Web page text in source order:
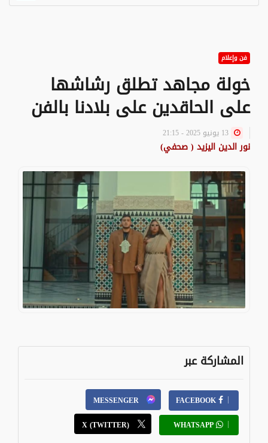
فن وإعلام
خولة مجاهد تطلق رشاشها
على الحاقدين على بلادنا بالفن
نور الدين اليزيد ( صحفي)
المشاركة عبر
FACEBOOK
MESSENGER
WHATSAPP
X (TWITTER)